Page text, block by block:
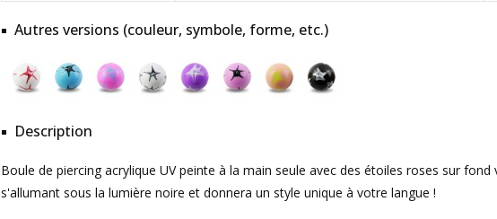
Autres versions (couleur, symbole, forme, etc.)
Description
Boule de piercing acrylique UV peinte à la main seule avec des étoiles roses sur
s'allumant sous la lumière noire et donnera un style unique à votre langue !